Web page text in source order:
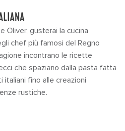
Oliver, gusterai la cucina
chef più famosi del Regno
incontrano le ricette
che spaziano dalla pasta fatta
italiani fino alle creazioni
rustiche.